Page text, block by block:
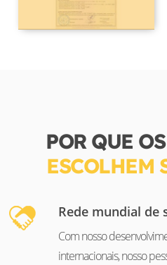
POR QUE
ESCOLHEM
Rede mundial de
Com nosso
internacionais, nosso